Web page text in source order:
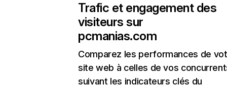
Trafic et engagement des
visiteurs sur
pcmanias.com
Comparez les performances de
site web à celles de vos
suivant les indicateurs clés du